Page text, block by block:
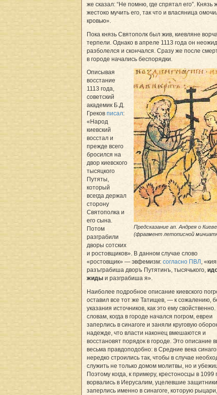
же сказал: “Не помню, где спрятал его”. Князь
жестоко мучить его, так что и власяница
кровью».
Пока князь Святополк был жив, киевляне
терпели. Однако в апреле 1113 года он
разболелся и скончался. Сразу же после
в городе начались беспорядки.
Предсказание ап. Андрея о Киеве
(фрагмент летописной
Описывая
восстание
1113 года,
советский
академик Б.Д.
Греков писал:
«Народ
киевский
восстал и
прежде всего
бросился на
двор киевского
тысяцкого
Путяты,
который
всегда держал
сторону
Святополка и
его сына.
Потом
разграбили
дворы сотских
и ростовщиков». В данном случае слово
«ростовщик» — эвфемизм: согласно ПВЛ ,
разъграбиша дворъ Путятинъ, тысячького,
жиды и разграбиша я».
Наиболее подробное описание киевского
оставил все тот же Татищев, — к сожалению,
указания источников, как это ему
словам, когда в городе начался погром, евреи
заперлись в синагоге и заняли круговую
надежде, что власти наконец вмешаются и
восстановят порядок в городе. Это описание
весьма правдоподобно: в Средние века
нередко строились так, чтобы в случае
служить не только домом молитвы, но и
Поэтому когда, к примеру, крестоносцы в 1099
ворвались в Иерусалим, уцелевшие защитники
заперлись именно в синагоге, которую